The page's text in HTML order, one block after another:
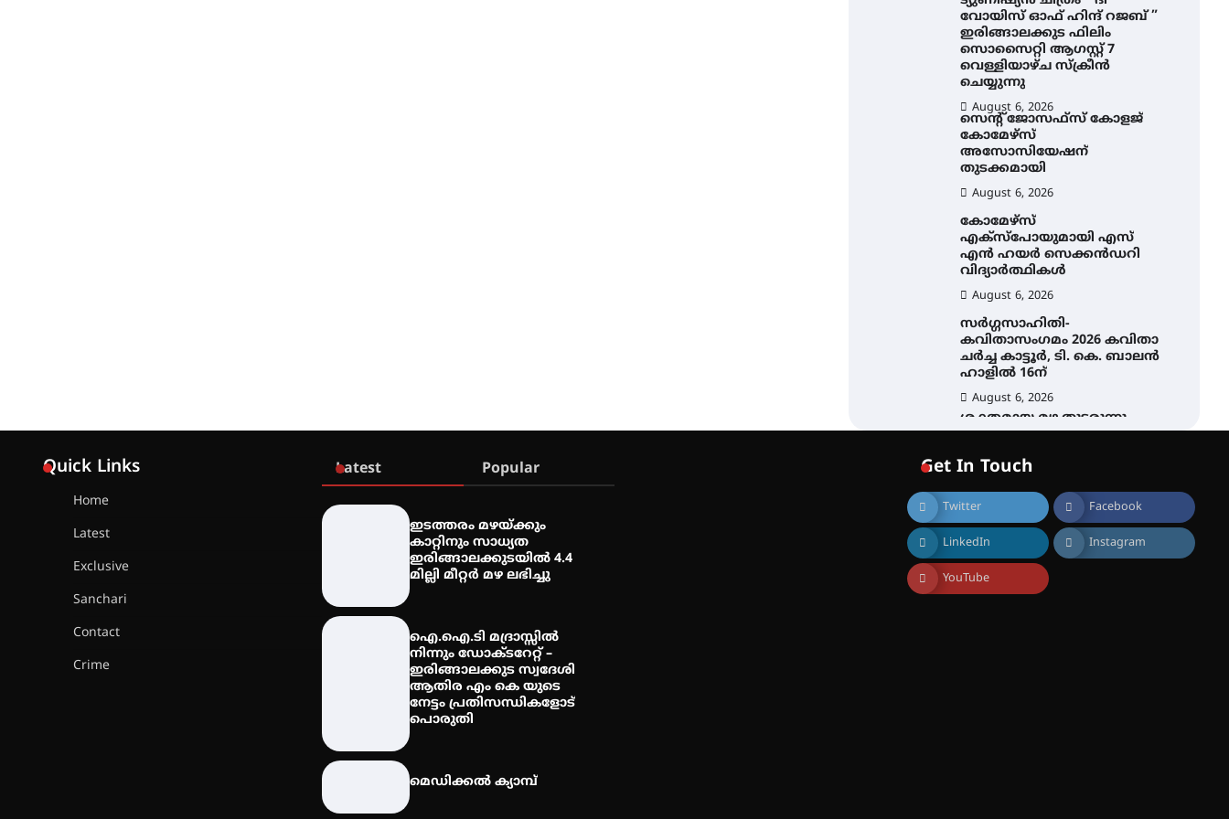
വോയിസ് ഓഫ് ഹിന്ദ് റജബ് ”
ഇരിങ്ങാലക്കുട ഫിലിം
സൊസൈറ്റി ആഗസ്റ്റ് 7
വെള്ളിയാഴ്ച സ്‌ക്രീൻ
ചെയ്യുന്നു
August 6, 2026
സെന്റ് ജോസഫ്സ് കോളജ്
കോമേഴ്‌സ്
അസോസിയേഷന്
തുടക്കമായി
August 6, 2026
കോമേഴ്സ്
എക്സ്പോയുമായി എസ്
എൻ ഹയർ സെക്കൻഡറി
വിദ്യാർത്ഥികൾ
August 6, 2026
സർഗ്ഗസാഹിതി-
കവിതാസംഗമം 2026 കവിതാ
ചർച്ച കാട്ടൂർ, ടി. കെ. ബാലൻ
ഹാളിൽ 16ന്
August 6, 2026
ശക്തമായ മഴ തുടരുന്നു –
തൃശൂർ ജില്ലയിൽ എല്ലാ
സ്ഥാപനങ്ങൾക്കും
August 7, 2026
എം.ജി. യൂണിവേഴ്‌സിറ്റിയിൽ
നിന്ന് ഇംഗ്ളീഷ്
സാഹിത്യത്തിൽ ഡോക്ടറേറ്റ്
നേടിയ എൻ. ആര്യ
Quick Links
Home
Latest
Exclusive
Sanchari
Contact
Crime
Latest Popular
ഇടത്തരം മഴയ്ക്കും
കാറ്റിനും സാധ്യത
ഇരിങ്ങാലക്കുടയിൽ 4.4
മില്ലി മീറ്റർ മഴ ലഭിച്ചു
ഐ.ഐ.ടി മദ്രാസ്സിൽ
നിന്നും ഡോക്ടറേറ്റ് –
ഇരിങ്ങാലക്കുട സ്വദേശി
ആതിര എം കെ യുടെ
നേട്ടം പ്രതിസന്ധികളോട്
പൊരുതി
മെഡിക്കൽ ക്യാമ്പ്
Get In Touch
Twitter Facebook
LinkedIn Instagram
YouTube